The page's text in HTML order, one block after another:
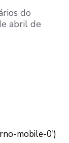
do
abril de